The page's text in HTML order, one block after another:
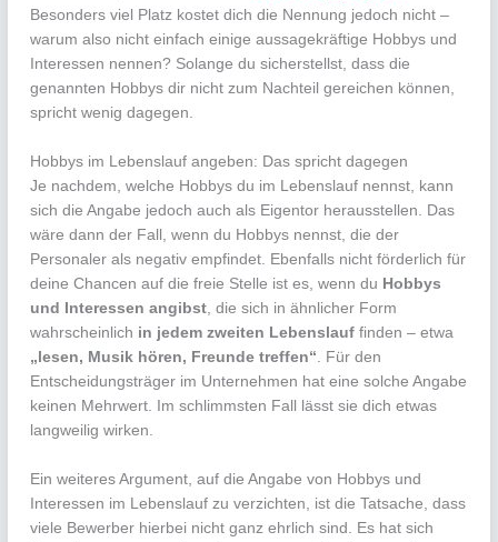
Besonders viel Platz kostet dich die Nennung jedoch nicht –
warum also nicht einfach einige aussagekräftige Hobbys und
Interessen nennen? Solange du sicherstellst, dass die
genannten Hobbys dir nicht zum Nachteil gereichen können,
spricht wenig dagegen.
Hobbys im Lebenslauf angeben: Das spricht dagegen
Je nachdem, welche Hobbys du im Lebenslauf nennst, kann
sich die Angabe jedoch auch als Eigentor herausstellen. Das
wäre dann der Fall, wenn du Hobbys nennst, die der
Personaler als negativ empfindet. Ebenfalls nicht förderlich für
deine Chancen auf die freie Stelle ist es, wenn du Hobbys
und Interessen angibst , die sich in ähnlicher Form
wahrscheinlich in jedem zweiten Lebenslauf finden – etwa
„lesen, Musik hören, Freunde treffen“ . Für den
Entscheidungsträger im Unternehmen hat eine solche Angabe
keinen Mehrwert. Im schlimmsten Fall lässt sie dich etwas
langweilig wirken.
Ein weiteres Argument, auf die Angabe von Hobbys und
Interessen im Lebenslauf zu verzichten, ist die Tatsache, dass
viele Bewerber hierbei nicht ganz ehrlich sind. Es hat sich